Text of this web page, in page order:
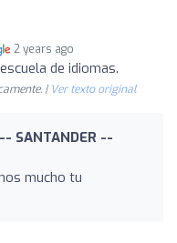
2 years ago
de idiomas.
| Ver texto original
SANTANDER --
mucho tu